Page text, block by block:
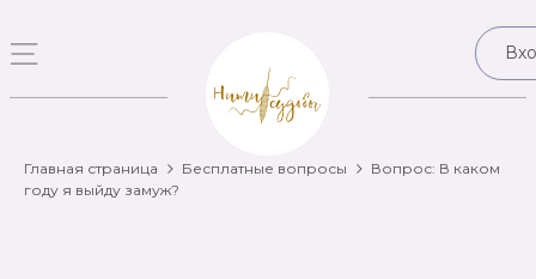
Главная страница Бесплатные вопросы
Вопрос: В каком
году я выйду замуж?